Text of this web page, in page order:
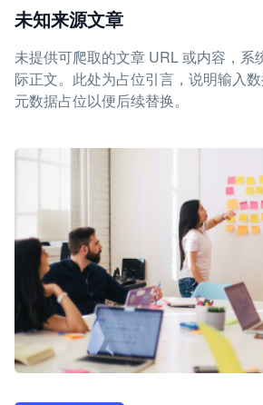
未知来源文章
未提供可爬取的文章 URL 或内容，系
际正文。此处为占位引言，说明输入
元数据占位以便后续替换。